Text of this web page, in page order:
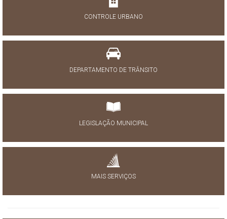
CONTROLE URBANO
DEPARTAMENTO DE TRÂNSITO
LEGISLAÇÃO MUNICIPAL
MAIS SERVIÇOS